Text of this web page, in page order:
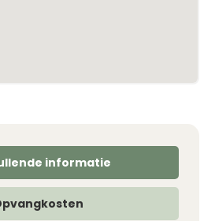
informatie